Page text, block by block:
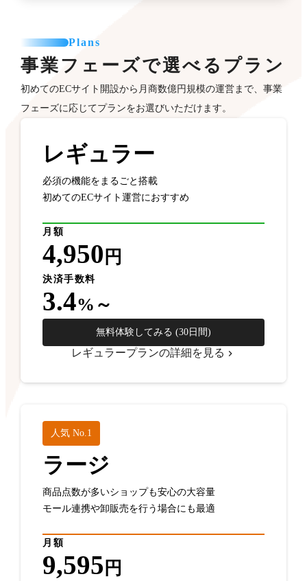
Plans
事業フェーズで選べるプラン
初めてのECサイト開設から月商数億円規模の運営まで、事業
フェーズに応じてプランをお選びいただけます。
レギュラー
必須の機能をまるごと搭載
初めてのECサイト運営におすすめ
月額
4,950 円
決済手数料
3.4%～
無料体験してみる (30日間)
レギュラープランの詳細を見る
人気 No.1
ラージ
商品点数が多いショップも安心の大容量
モール連携や卸販売を行う場合にも最適
月額
9,595 円